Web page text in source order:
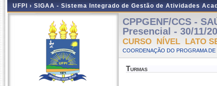
UFPI › SIGAA - Sistema Integrado de Gestão de Atividades
CPPGENF/CCS -
Presencial - 30/11/
CURSO NÍVEL LATO
COORDENAÇÃO DO PROGRAMA
Turmas